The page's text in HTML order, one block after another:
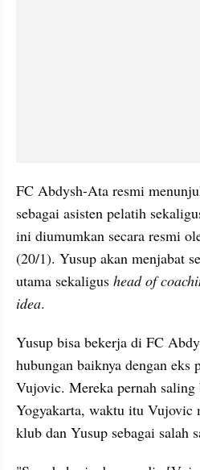
FC Abdysh-Ata resmi
sebagai asisten pelatih
ini diumumkan secara resmi
(20/1). Yusup akan menjabat
utama sekaligus head of
idea.
Yusup bisa bekerja di FC
hubungan baiknya dengan
Vujovic. Mereka pernah
Yogyakarta, waktu itu Vujovic
klub dan Yusup sebagai salah